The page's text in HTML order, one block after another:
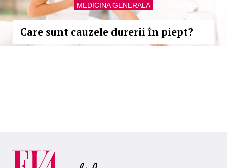
MEDICINA GENERALA
Care sunt cauzele durerii în piept?